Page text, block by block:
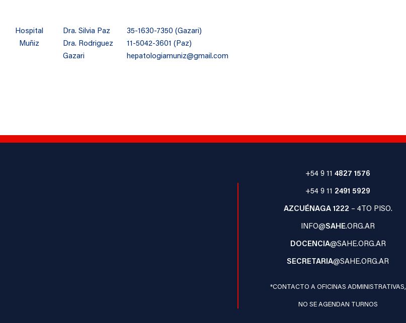
Hospital
Muñiz
Dra. Silvia Paz
Dra. Rodriguez
Gazari
35-1630-7350 (Gazari)
11-5042-3601 (Paz)
hepatologiamuniz@gmail.com
+54 9 114827 1576
+54 9 11 2491 5929
AZCUÉNAGA 1222– 4TO PISO.
INFO@SAHE.ORG.AR
DOCENCIA@SAHE.ORG.AR
SECRETARIA@SAHE.ORG.AR
*CONTACTO A OFICINAS ADMINISTRATIVAS,
NO SE AGENDAN TURNOS